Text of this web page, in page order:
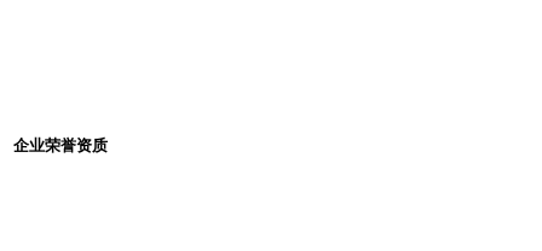
企业荣誉资质